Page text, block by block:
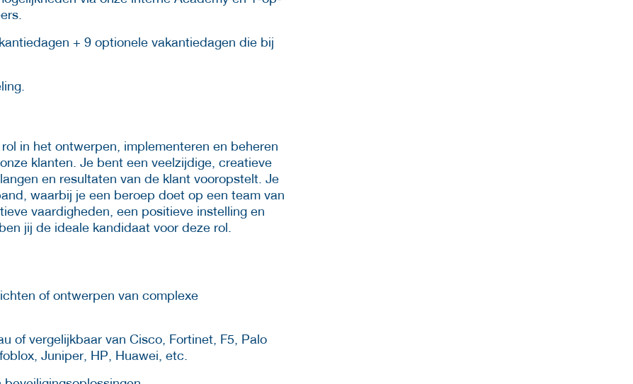
+ 9 optionele vakantiedagen die bij
in het ontwerpen, implementeren en beheren
klanten. Je bent een veelzijdige, creatieve
en resultaten van de klant vooropstelt. Je
waarbij je een beroep doet op een team van
vaardigheden, een positieve instelling en
jij de ideale kandidaat voor deze rol.
of ontwerpen van complexe
of vergelijkbaar van Cisco, Fortinet, F5, Palo
Juniper, HP, Huawei, etc.